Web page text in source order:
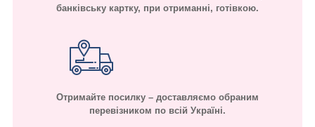
банківську картку, при отриманні, готівкою.
Отримайте посилку – доставляємо обраним
перевізником по всій Україні.